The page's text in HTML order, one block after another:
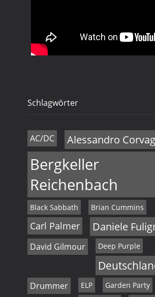
Schlagwörter
AC/DC Alessandro
Bergkeller
Reichenbach
Black Sabbath Brian Cummins
Carl Palmer Daniele
David Gilmour Deep Purple
Drummer ELP Garden Party